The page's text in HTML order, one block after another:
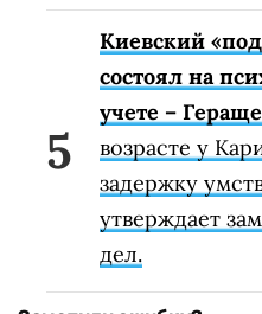
Киевский
состоял на
учете –
возрасте у
задержку
утверждает
дел.